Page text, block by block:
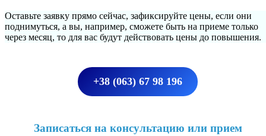
Оставьте заявку прямо сейчас, зафиксируйте цены, если они
поднимуться, а вы, например, сможете быть на приеме только
через месяц, то для вас будут действовать цены до повышения.
+38 (063) 67 98 196
Записаться на консультацию или прием